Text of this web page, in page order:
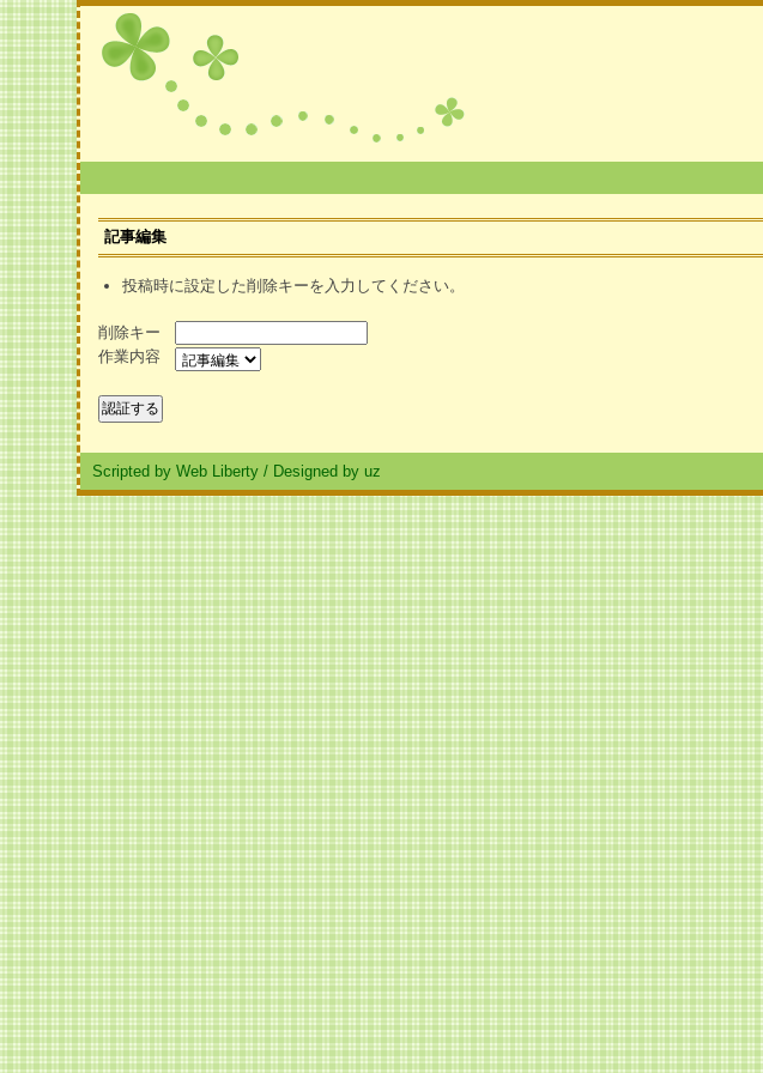
記事編集
投稿時に設定した削除キーを入力してください。
削除キー
作業内容
Scripted by Web Liberty / Designed by uz